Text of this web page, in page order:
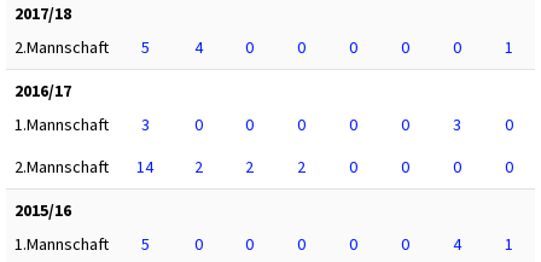
2017/18
2.Mannschaft
5 4 0 0 0 0 0
1
2016/17
1.Mannschaft
3 0 0 0 0 0 3
0
2.Mannschaft
14 2 2 2 0 0 0
0
2015/16
1.Mannschaft
5 0 0 0 0 0 4
1